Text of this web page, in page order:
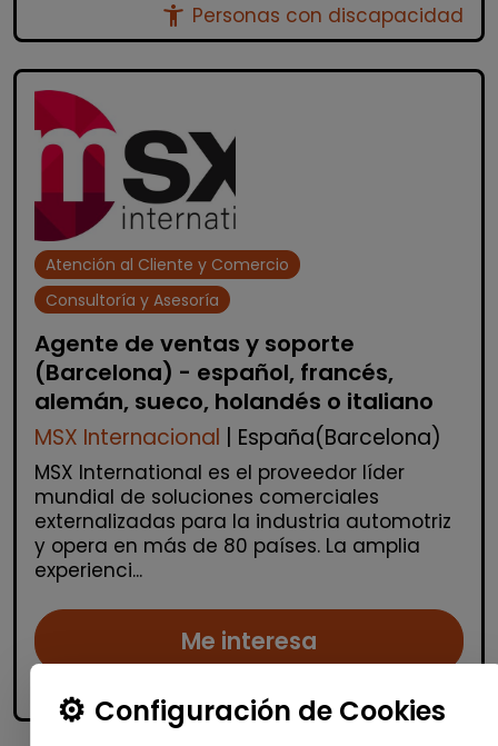
accessibility_new Personas con discapacidad
Atención al Cliente y Comercio
Consultoría y Asesoría
Agente de ventas y soporte
(Barcelona) - español, francés,
alemán, sueco, holandés o italiano
MSX Internacional | España(Barcelona)
MSX International es el proveedor líder
mundial de soluciones comerciales
externalizadas para la industria automotriz
y opera en más de 80 países. La amplia
experienci...
Me interesa
accessibility_new Personas con discapacidad
Configuración de Cookies